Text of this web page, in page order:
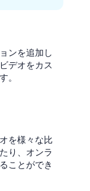
ンを追加し
デオをカス
。
を様々な比
り、オンラ
ことができ